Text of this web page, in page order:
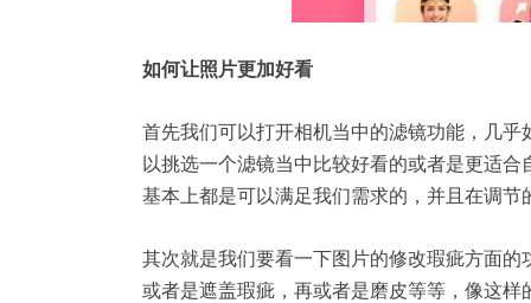
如何让照片更加好看
首先我们可以打开相机当中的滤镜功能，几
以挑选一个滤镜当中比较好看的或者是更适
基本上都是可以满足我们需求的，并且在调
其次就是我们要看一下图片的修改瑕疵方面
或者是遮盖瑕疵，再或者是磨皮等等，像这